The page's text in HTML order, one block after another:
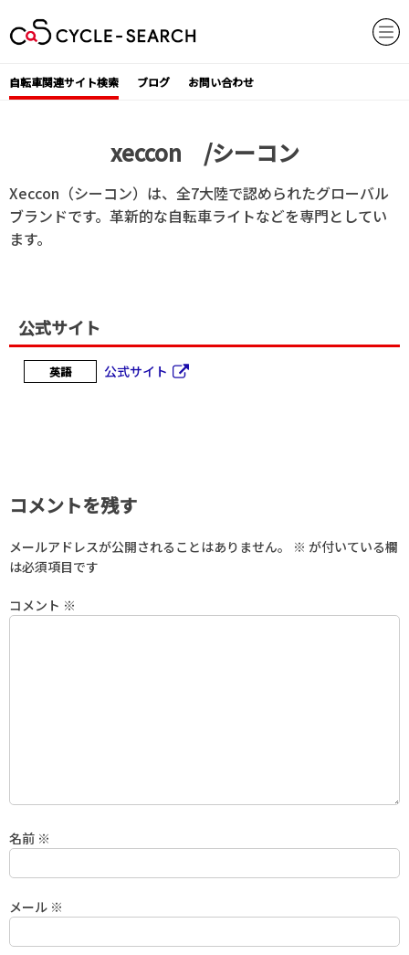
to
content
自転車関連サイト検索 ブログ お問い合わせ
xeccon /シーコン
Xeccon‎‎（シーコン）は、全7大陸で認められたグローバル
ブランドです。革新的な自転車‎‎ライト‎‎などを専門としてい
ます。‎
公式サイト
英語 公式サイト
コメントを残す
メールアドレスが公開されることはありません。 ※ が付いている欄
は必須項目です
コメント ※
名前 ※
メール ※